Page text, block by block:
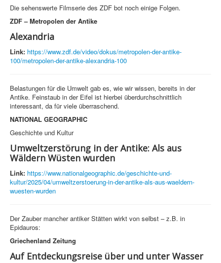
Die sehenswerte Filmserie des ZDF bot noch einige Folgen.
ZDF – Metropolen der Antike
Alexandria
Link: https://www.zdf.de/video/dokus/metropolen-der-antike-
100/metropolen-der-antike-alexandria-100
Belastungen für die Umwelt gab es, wie wir wissen, bereits in der
Antike. Feinstaub in der Eifel ist hierbei überdurchschnittlich
interessant, da für viele überraschend.
NATIONAL GEOGRAPHIC
Geschichte und Kultur
Umweltzerstörung in der Antike: Als aus
Wäldern Wüsten wurden
Link: https://www.nationalgeographic.de/geschichte-und-
kultur/2025/04/umweltzerstoerung-in-der-antike-als-aus-waeldern-
wuesten-wurden
Der Zauber mancher antiker Stätten wirkt von selbst – z.B. in
Epidauros:
Griechenland Zeitung
Auf Entdeckungsreise über und unter Wasser